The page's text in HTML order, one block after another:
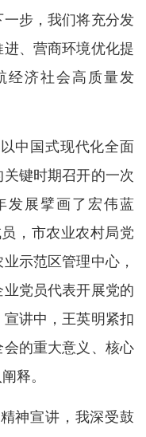
步，我们将充分发
、营商环境优化提
经济社会高质量发
中国式现代化全面
键时期召开的一次
发展擘画了宏伟蓝
，市农业农村局党
示范区管理中心，
党员代表开展党的
讲中，王英明紧扣
的重大意义、核心
释。
神宣讲，我深受鼓